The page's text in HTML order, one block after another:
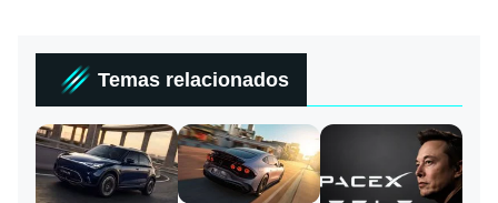
Temas relacionados